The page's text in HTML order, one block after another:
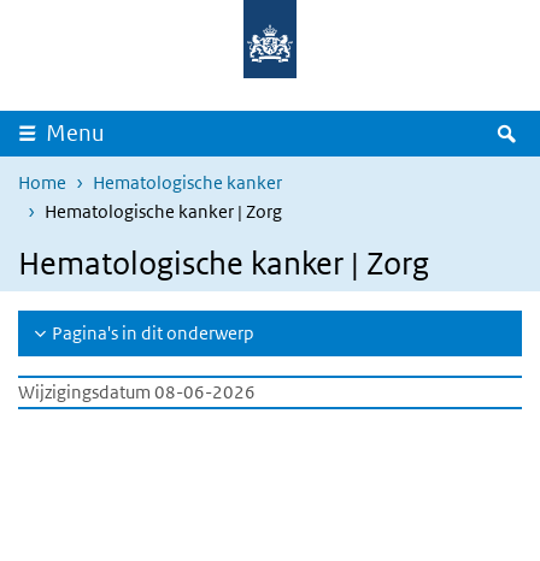
Overslaan en naar de inhoud gaan
Menu
Home
Hematologische kanker
Hematologische kanker | Zorg
Hematologische kanker | Zorg
Pagina's in dit onderwerp
Wijzigingsdatum 08-06-2026